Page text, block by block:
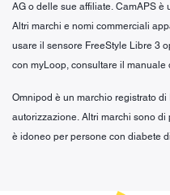
AG o delle sue affiliate. CamAPS
Altri marchi e nomi commerciali
usare il sensore FreeStyle Libre 3
con myLoop, consultare il manuale
Omnipod è un marchio registrato
autorizzazione. Altri marchi sono
è idoneo per persone con diabete